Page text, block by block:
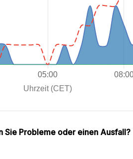
Sie Probleme oder einen Ausfall?